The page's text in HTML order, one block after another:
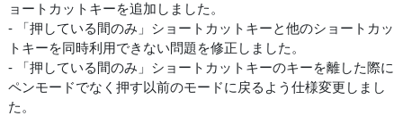
ョートカットキーを追加しました。
- 「押している間のみ」ショートカットキーと他のショートカッ
トキーを同時利用できない問題を修正しました。
- 「押している間のみ」ショートカットキーのキーを離した際に
ペンモードでなく押す以前のモードに戻るよう仕様変更しまし
た。